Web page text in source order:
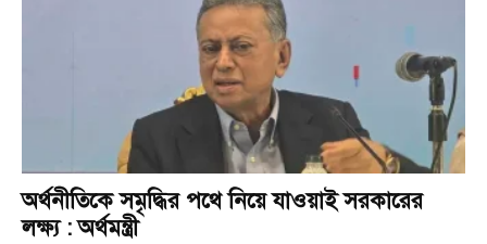
অর্থনীতিকে সমৃদ্ধির পথে নিয়ে যাওয়াই সরকারের
লক্ষ্য : অর্থমন্ত্রী